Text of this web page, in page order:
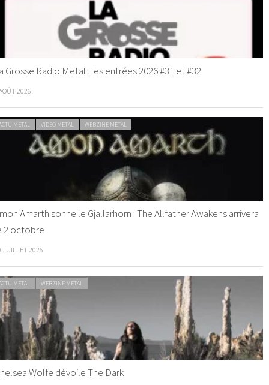
Grosse Radio Metal : les entrées 2026 #31 et #32
2026
METAL VIDEO METAL WEBZINE METAL
Amarth sonne le Gjallarhorn : The Allfather Awakens arrivera
2 octobre
JUILLET 2026
METAL WEBZINE METAL
Wolfe dévoile The Dark